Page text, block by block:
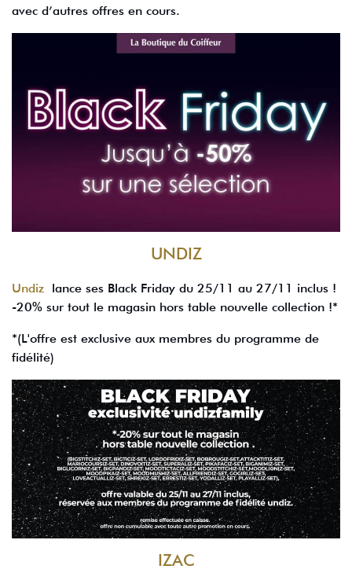
avec d’autres offres en cours.
UNDIZ
Undiz lance ses Black Friday du 25/11 au 27/11 inclus !
-20% sur tout le magasin hors table nouvelle collection !*
*(L'offre est exclusive aux membres du programme de
fidélité)
IZAC